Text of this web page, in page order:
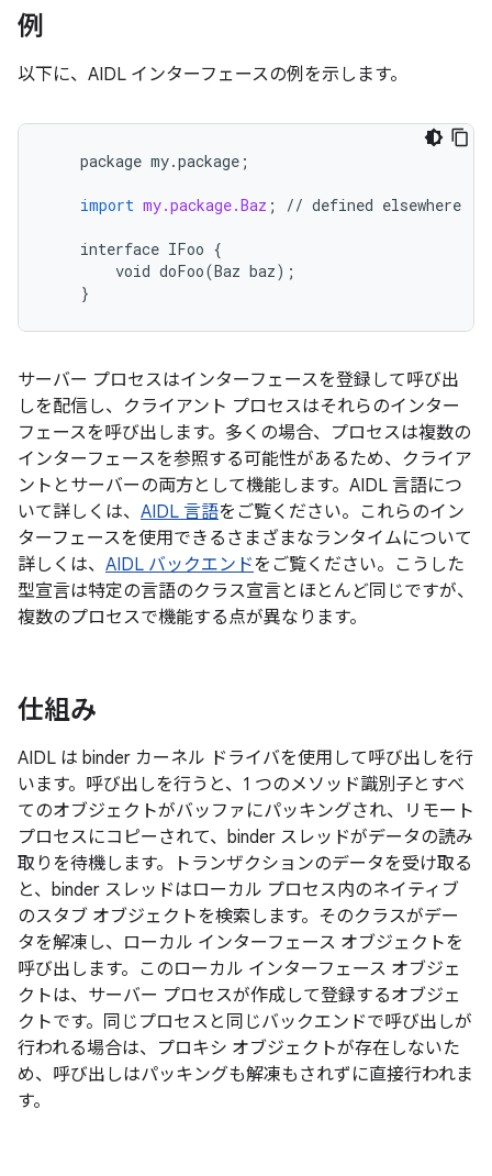
例
以下に、AIDL インターフェースの例を示します。
package my.package ;
import my.package.Baz ; // defined elsewhere
interface IFoo {
void doFoo(Baz baz);
}
サーバー プロセスはインターフェースを登録して呼び出
しを配信し、クライアント プロセスはそれらのインター
フェースを呼び出します。 多くの場合、プロセスは複数の
インターフェースを参照する可能性があるため、クライア
ントとサーバーの両方として機能します。AIDL 言語につ
いて詳しくは、 AIDL 言語をご覧ください。これらのイン
ターフェースを使用できるさまざまなランタイムについて
詳しくは、 AIDL バックエンドをご覧ください。こうした
型宣言は特定の言語のクラス宣言とほとんど同じですが、
複数のプロセスで機能する点が異なります。
仕組み
AIDL は binder カーネル ドライバを使用して呼び出しを行
います。呼び出しを行うと、1 つのメソッド識別子とすべ
てのオブジェクトがバッファにパッキングされ、リモート
プロセスにコピーされて、binder スレッドがデータの読み
取りを待機します。トランザクションのデータを受け取る
と、binder スレッドはローカル プロセス内のネイティブ
のスタブ オブジェクトを検索します。そのクラスがデー
タを解凍し、ローカル インターフェース オブジェクトを
呼び出します。このローカル インターフェース オブジェ
クトは、サーバー プロセスが作成して登録するオブジェ
クトです。同じプロセスと同じバックエンドで呼び出しが
行われる場合は、プロキシ オブジェクトが存在しないた
め、呼び出しはパッキングも解凍もされずに直接行われま
す。